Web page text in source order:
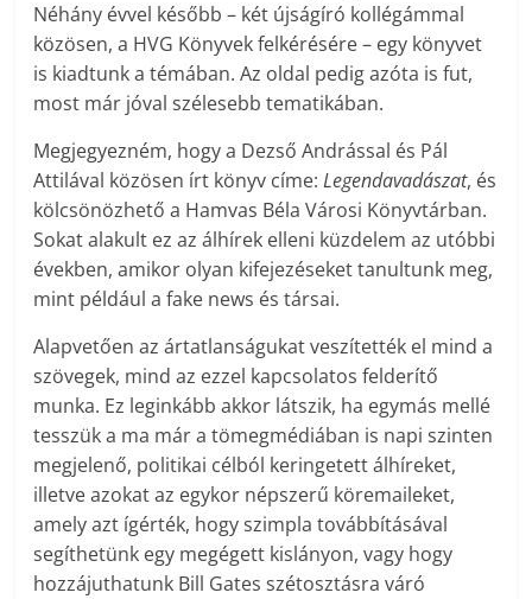
Néhány évvel később – két újságíró kollégámmal
közösen, a HVG Könyvek felkérésére – egy könyvet
is kiadtunk a témában. Az oldal pedig azóta is fut,
most már jóval szélesebb tematikában.
Megjegyezném, hogy a Dezső Andrással és Pál
Attilával közösen írt könyv címe:Legendavadászat, és
kölcsönözhető a Hamvas Béla Városi Könyvtárban.
Sokat alakult ez az álhírek elleni küzdelem az utóbbi
években, amikor olyan kifejezéseket tanultunk meg,
mint például a fake news és társai.
Alapvetően az ártatlanságukat veszítették el mind a
szövegek, mind az ezzel kapcsolatos felderítő
munka. Ez leginkább akkor látszik, ha egymás mellé
tesszük a ma már a tömegmédiában is napi szinten
megjelenő, politikai célból keringetett álhíreket,
illetve azokat az egykor népszerű köremaileket,
amely azt ígérték, hogy szimpla továbbításával
segíthetünk egy megégett kislányon, vagy hogy
hozzájuthatunk Bill Gates szétosztásra váró